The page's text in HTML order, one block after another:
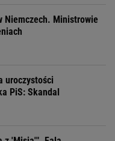
Niemczech. Ministrowie
uroczystości
PiS: Skandal